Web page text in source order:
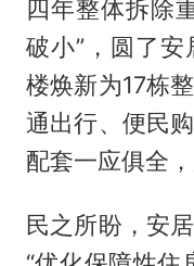
四年整体拆除
破小”，圆了
楼焕新为17栋
通出行、便民
配套一应俱全
民之所盼，安